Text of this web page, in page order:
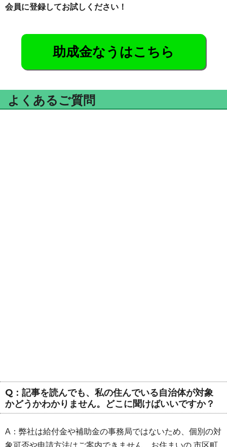
会員に登録してお試しください！
助成金なうはこちら
よくあるご質問
Q：記事を読んでも、私の住んでいる自治体が対象
かどうかわかりません。どこに聞けばいいですか？
A：弊社は給付金や補助金の事務局ではないため、個別の対